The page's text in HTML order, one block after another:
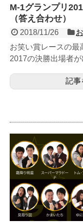
M-1グランプリ
（答え合わせ）
2018/11/26
お笑い賞レースの最
2017の決勝出場者
記事